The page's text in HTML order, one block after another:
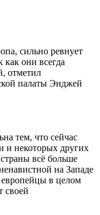
сильно ревнует
они всегда
отметил
палаты Энджей
тем, что сейчас
и некоторых других
всё больше
на Западе
в целом
своей